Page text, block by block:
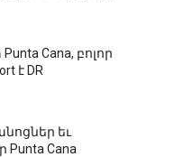
Cana, բոլոր
է DR
եւ
Cana